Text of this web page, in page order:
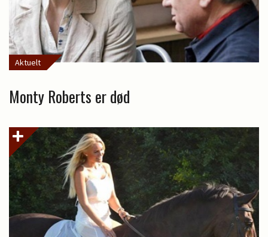
Aktuelt
Monty Roberts er død